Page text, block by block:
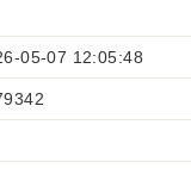
05-07 12:05:48